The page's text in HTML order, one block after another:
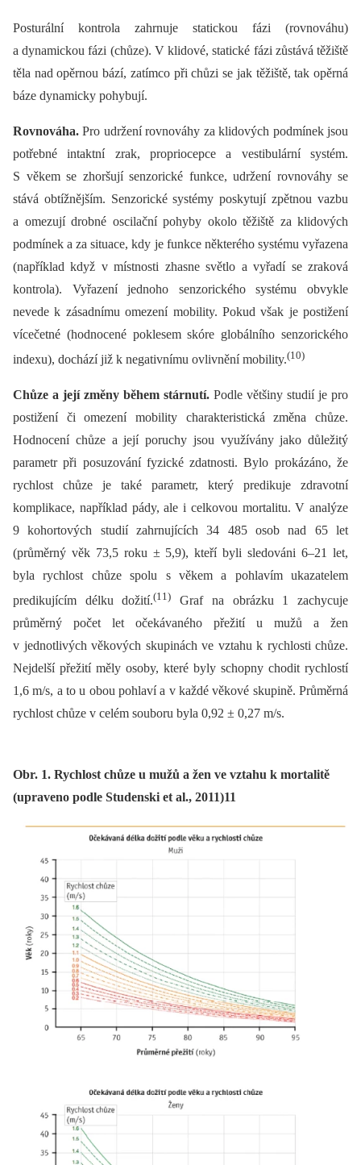
Posturální kontrola zahrnuje statickou fázi (rovnováhu)
a dynamickou fázi (chůze). V klidové, statické fázi zůstává těžiště
těla nad opěrnou bází, zatímco při chůzi se jak těžiště, tak opěrná
báze dynamicky pohybují.
Rovnováha.Pro udržení rovnováhy za klidových podmínek jsou
potřebné intaktní zrak, propriocepce a vestibulární systém.
S věkem se zhoršují senzorické funkce, udržení rovnováhy se
stává obtížnějším. Senzorické systémy poskytují zpětnou vazbu
a omezují drobné oscilační pohyby okolo těžiště za klidových
podmínek a za situace, kdy je funkce některého systému vyřazena
(například když v místnosti zhasne světlo a vyřadí se zraková
kontrola). Vyřazení jednoho senzorického systému obvykle
nevede k zásadnímu omezení mobility. Pokud však je postižení
vícečetné (hodnocené poklesem skóre globálního senzorického
indexu), dochází již k negativnímu ovlivnění mobility.(10)
Chůze a její změny během stárnutí. Podle většiny studií je pro
postižení či omezení mobility charakteristická změna chůze.
Hodnocení chůze a její poruchy jsou využívány jako důležitý
parametr při posuzování fyzické zdatnosti. Bylo prokázáno, že
rychlost chůze je také parametr, který predikuje zdravotní
komplikace, například pády, ale i celkovou mortalitu. V analýze
9 kohortových studií zahrnujících 34 485 osob nad 65 let
(průměrný věk 73,5 roku ± 5,9), kteří byli sledováni 6–21 let,
byla rychlost chůze spolu s věkem a pohlavím ukazatelem
predikujícím délku dožití.(11) Graf na obrázku 1 zachycuje
průměrný počet let očekávaného přežití u mužů a žen
v jednotlivých věkových skupinách ve vztahu k rychlosti chůze.
Nejdelší přežití měly osoby, které byly schopny chodit rychlostí
1,6 m/s, a to u obou pohlaví a v každé věkové skupině. Průměrná
rychlost chůze v celém souboru byla 0,92 ± 0,27 m/s.
Obr. 1. Rychlost chůze u mužů a žen ve vztahu k mortalitě
(upraveno podle Studenski et al., 2011)11